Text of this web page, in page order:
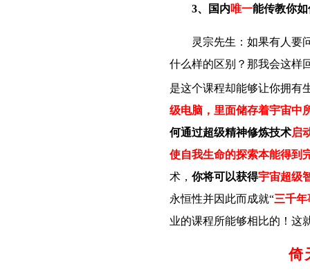
3、国内唯一能传教你
灵宗先生：如果有人要
什么样的区别？那我会这样
是这个课程却能够让你拥有
级电脑，里面储存着宇宙中
何通过超级精神修炼技术启
使自我生命的探索本能得到
术， 你将可以获得宇宙超级
永恒性并因此而成就“三千年
业的课程所能够相比的！这
倚